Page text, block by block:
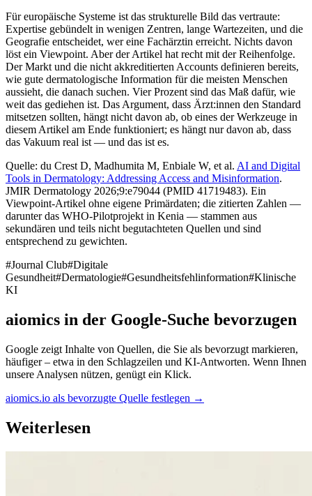
Für europäische Systeme ist das strukturelle Bild das vertraute:
Expertise gebündelt in wenigen Zentren, lange Wartezeiten, und die
Geografie entscheidet, wer eine Fachärztin erreicht. Nichts davon
löst ein Viewpoint. Aber der Artikel hat recht mit der Reihenfolge.
Der Markt und die nicht akkreditierten Accounts definieren bereits,
wie gute dermatologische Information für die meisten Menschen
aussieht, die danach suchen. Vier Prozent sind das Maß dafür, wie
weit das gediehen ist. Das Argument, dass Ärzt:innen den Standard
mitsetzen sollten, hängt nicht davon ab, ob eines der Werkzeuge in
diesem Artikel am Ende funktioniert; es hängt nur davon ab, dass
das Vakuum real ist — und das ist es.
Quelle: du Crest D, Madhumita M, Enbiale W, et al. AI and Digital
Tools in Dermatology: Addressing Access and Misinformation.
JMIR Dermatology 2026;9:e79044 (PMID 41719483). Ein
Viewpoint-Artikel ohne eigene Primärdaten; die zitierten Zahlen —
darunter das WHO-Pilotprojekt in Kenia — stammen aus
sekundären und teils nicht begutachteten Quellen und sind
entsprechend zu gewichten.
#Journal Club#Digitale
Gesundheit#Dermatologie#Gesundheitsfehlinformation#Klinische
KI
aiomics in der Google-Suche bevorzugen
Google zeigt Inhalte von Quellen, die Sie als bevorzugt markieren,
häufiger – etwa in den Schlagzeilen und KI-Antworten. Wenn Ihnen
unsere Analysen nützen, genügt ein Klick.
aiomics.io als bevorzugte Quelle festlegen →
Weiterlesen